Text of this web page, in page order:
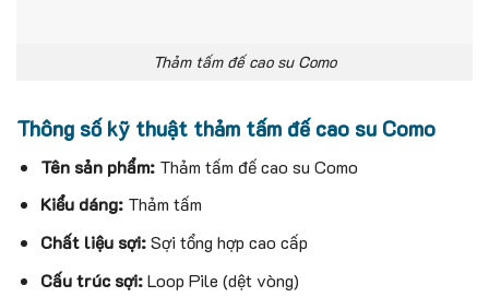
Thảm tấm đế cao su Como
Thông số kỹ thuật thảm tấm đế cao su Como
Tên sản phẩm: Thảm tấm đế cao su Como
Kiểu dáng: Thảm tấm
Chất liệu sợi:Sợi tổng hợp cao cấp
Cấu trúc sợi:Loop Pile (dệt vòng)